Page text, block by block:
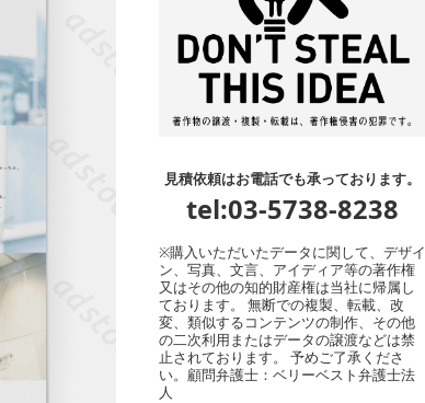
見積依頼はお電話でも承っております。
tel:03-5738-8238
※購入いただいたデータに関して、デザイ
ン、写真、文言、アイディア等の著作権
又はその他の知的財産権は当社に帰属し
ております。 無断での複製、転載、改
変、類似するコンテンツの制作、その他
の二次利用またはデータの譲渡などは禁
止されております。 予めご了承くださ
い。顧問弁護士：ベリーベスト弁護士法
人